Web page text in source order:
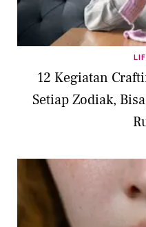
12 Kegiatan
Setiap Zodiak,